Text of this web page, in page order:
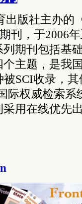
出版社主办的
刊，于2006
期刊包括基
主题，是我
SCI收录，
际权威检索系
用在线优先